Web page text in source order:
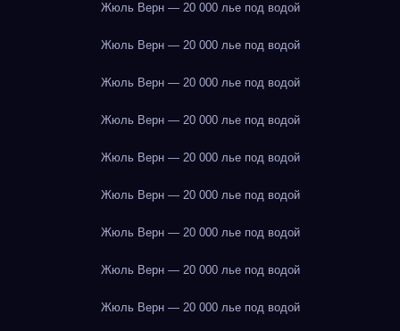
Жюль Верн — 20 000 лье под водой
Жюль Верн — 20 000 лье под водой
Жюль Верн — 20 000 лье под водой
Жюль Верн — 20 000 лье под водой
Жюль Верн — 20 000 лье под водой
Жюль Верн — 20 000 лье под водой
Жюль Верн — 20 000 лье под водой
Жюль Верн — 20 000 лье под водой
Жюль Верн — 20 000 лье под водой